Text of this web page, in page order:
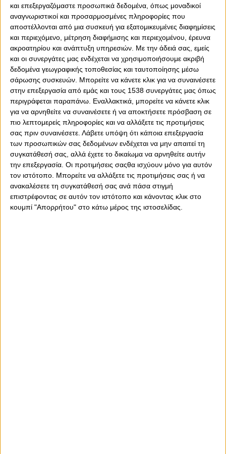
και επεξεργαζόμαστε προσωπικά δεδομένα, όπως μοναδικοί
αναγνωριστικοί και προσαρμοσμένες πληροφορίες που
αποστέλλονται από μια συσκευή για εξατομικευμένες διαφημίσεις
και περιεχόμενο, μέτρηση διαφήμισης και περιεχομένου, έρευνα
ακροατηρίου και ανάπτυξη υπηρεσιών. Με την άδειά σας, εμείς
και οι συνεργάτες μας ενδέχεται να χρησιμοποιήσουμε ακριβή
δεδομένα γεωγραφικής τοποθεσίας και ταυτοποίησης μέσω
σάρωσης συσκευών. Μπορείτε να κάνετε κλικ για να συναινέσετε
στην επεξεργασία από εμάς και τους 1538 συνεργάτες μας όπως
περιγράφεται παραπάνω. Εναλλακτικά, μπορείτε να κάνετε κλικ
για να αρνηθείτε να συναινέσετε ή να αποκτήσετε πρόσβαση σε
πιο λεπτομερείς πληροφορίες και να αλλάξετε τις προτιμήσεις
σας πριν συναινέσετε. Λάβετε υπόψη ότι κάποια επεξεργασία
των προσωπικών σας δεδομένων ενδέχεται να μην απαιτεί τη
συγκατάθεσή σας, αλλά έχετε το δικαίωμα να αρνηθείτε αυτήν
την επεξεργασία. Οι προτιμήσεις σαςθα ισχύουν μόνο για αυτόν
τον ιστότοπο. Μπορείτε να αλλάξετε τις προτιμήσεις σας ή να
ανακαλέσετε τη συγκατάθεσή σας ανά πάσα στιγμή
επιστρέφοντας σε αυτόν τον ιστότοπο και κάνοντας κλικ στο
κουμπί "Απορρήτου" στο κάτω μέρος της ιστοσελίδας.
0 0
Με τον καλύτερο δυνατό τρόπο ξεκίνησε τις
ευρωπαϊκές της υποχρεώσεις η ομάδα πόλο Γυναικών
του Ολυμπιακού, η οποία επικράτησε με 10-7 της
Πάντοβα, στην αναμέτρηση της 1
αγωνιστικής του
3
προκριματικού ομίλου που διεξάγεται στη «φούσκα»
της Όστια στην Ιταλία.
Οι «ερυθρόλευκες» παρά το μεγάλο διάστημα της
αγωνιστικής απραξίας, στην επάνοδό τους σε ευρωπαϊκή
διοργάνωση μετά την περσινή διακοπή λόγω της
πανδημίας, πραγματοποίησαν καλή εμφάνιση και
πραγματοποίησαν το πρώτο σημαντικό βήμα για την
εξασφάλιση της πρόκρισης στους «8» της Ευρώπης.
Tα οκτάλεπτα: 3-3, 2-2, 2-0, 3-2
Η διακύμανση: